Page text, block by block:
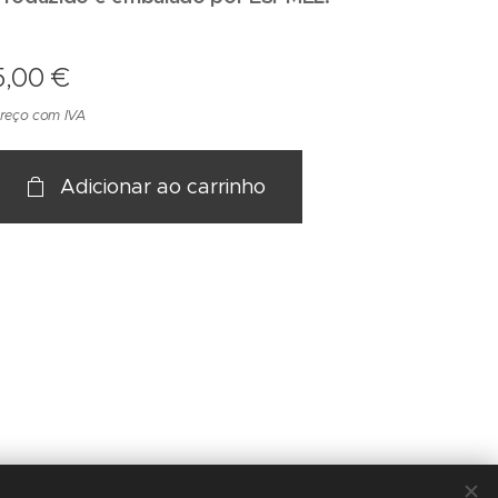
€
com IVA
Adicionar ao carrinho